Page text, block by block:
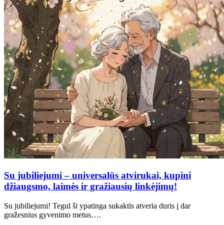
Su jubiliejumi – universalūs atvirukai, kupini
džiaugsmo, laimės ir gražiausių linkėjimų!
Su jubiliejumi! Tegul ši ypatinga sukaktis atveria duris į dar
gražesnius gyvenimo metus….